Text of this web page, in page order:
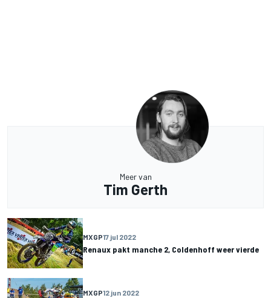
Meer van
Tim Gerth
MXGP17 jul 2022
Renaux pakt manche 2, Coldenhoff weer vierde
MXGP12 jun 2022